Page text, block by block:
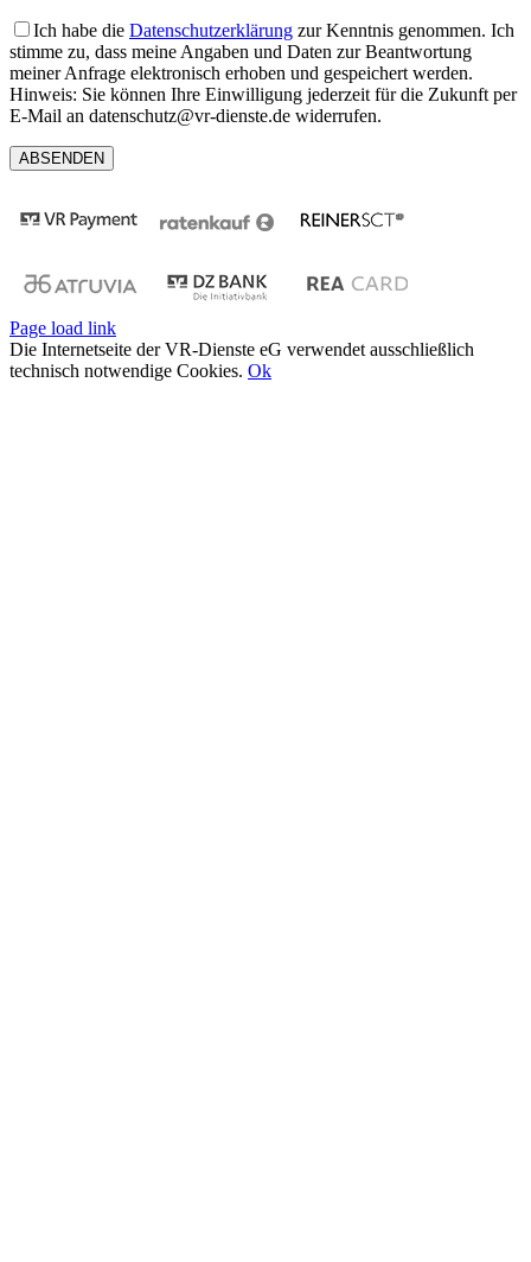
Ich habe die Datenschutzerklärung zur Kenntnis genommen. Ich
stimme zu, dass meine Angaben und Daten zur Beantwortung
meiner Anfrage elektronisch erhoben und gespeichert werden.
Hinweis: Sie können Ihre Einwilligung jederzeit für die Zukunft per
E-Mail an datenschutz@vr-dienste.de widerrufen.
Page load link
Die Internetseite der VR-Dienste eG verwendet ausschließlich
technisch notwendige Cookies. Ok